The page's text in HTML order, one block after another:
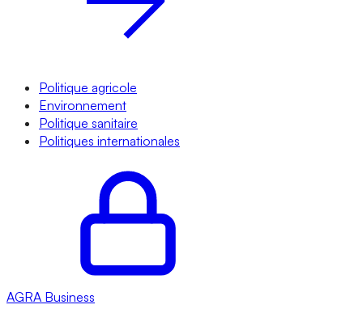
Politique agricole
Environnement
Politique sanitaire
Politiques internationales
AGRA Business